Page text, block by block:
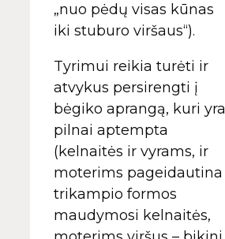
„nuo pėdų visas kūnas
iki stuburo viršaus“).
Tyrimui reikia turėti ir
atvykus persirengti į
bėgiko aprangą, kuri yra
pilnai aptempta
(kelnaitės ir vyrams, ir
moterims pageidautina
trikampio formos
maudymosi kelnaitės,